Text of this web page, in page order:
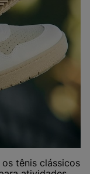
tênis clássicos